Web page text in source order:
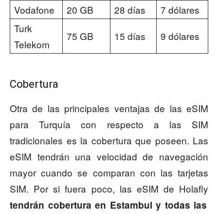
Vodafone
20 GB 28 días
7 dólares
Turk
Telekom
75 GB 15 días 9 dólares
Cobertura
Otra de las principales ventajas de las eSIM
para Turquía con respecto a las SIM
tradicionales es la cobertura que poseen. Las
eSIM tendrán una velocidad de navegación
mayor cuando se comparan con las tarjetas
SIM. Por si fuera poco, las eSIM de Holafly
tendrán cobertura en Estambul y todas las